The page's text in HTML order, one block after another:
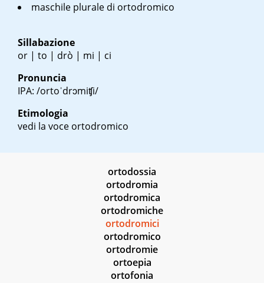
maschile plurale di ortodromico
Sillabazione
or | to | drò | mi | ci
Pronuncia
IPA: /ortoˈdrɔmiʧi/
Etimologia
vedi la voce ortodromico
ortodossia
ortodromia
ortodromica
ortodromiche
ortodromici
ortodromico
ortodromie
ortoepia
ortofonia